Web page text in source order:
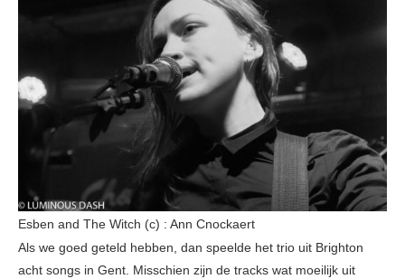
Esben and The Witch (c) : Ann Cnockaert
Als we goed geteld hebben, dan speelde het trio uit Brighton
acht songs in Gent. Misschien zijn de tracks wat moeilijk uit